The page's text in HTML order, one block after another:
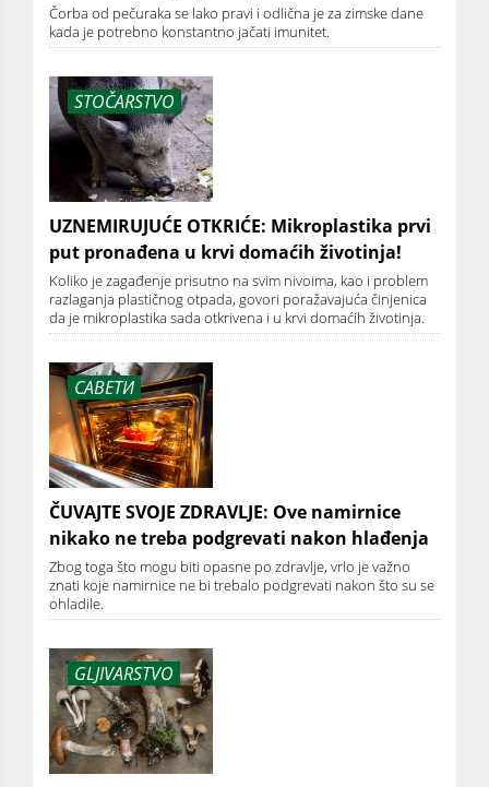
Čorba od pečuraka se lako pravi i odlična je za zimske dane
kada je potrebno konstantno jačati imunitet.
STOČARSTVO
UZNEMIRUJUĆE OTKRIĆE: Mikroplastika prvi
put pronađena u krvi domaćih životinja!
Koliko je zagađenje prisutno na svim nivoima, kao i problem
razlaganja plastičnog otpada, govori poražavajuća činjenica
da je mikroplastika sada otkrivena i u krvi domaćih životinja.
САВЕТИ
ČUVAJTE SVOJE ZDRAVLJE: Ove namirnice
nikako ne treba podgrevati nakon hlađenja
Zbog toga što mogu biti opasne po zdravlje, vrlo je važno
znati koje namirnice ne bi trebalo podgrevati nakon što su se
ohladile.
GLJIVARSTVO